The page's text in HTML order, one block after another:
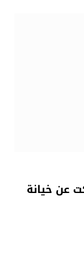
عن خيانة